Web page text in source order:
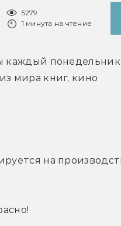
5279
1 минута на чтение
каждый понедельник
мира книг, кино
на